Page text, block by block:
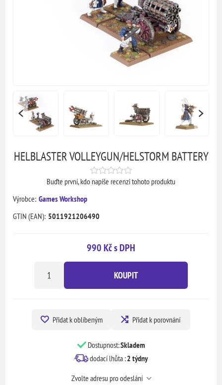
HELBLASTER VOLLEYGUN/HELSTORM BATTERY
Buďte první, kdo napíše recenzi tohoto produktu
Výrobce: Games Workshop
GTIN (EAN): 5011921206490
990 Kč s DPH
KOUPIT
Přidat k oblíbeným Přidat k porovnání
Dostupnost:Skladem
dodací lhůta :2 týdny
Zvolte adresu pro odeslání